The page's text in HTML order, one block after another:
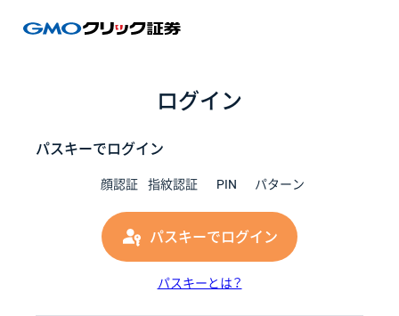
ログイン
パスキーでログイン
顔認証 指紋認証 PIN パターン
パスキーでログイン
パスキーとは？